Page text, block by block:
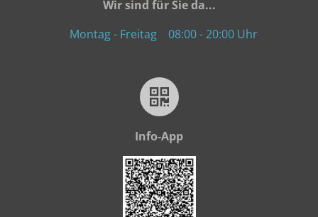
Wir sind für Sie da...
Montag - Freitag 08:00 - 20:00 Uhr
Info-App